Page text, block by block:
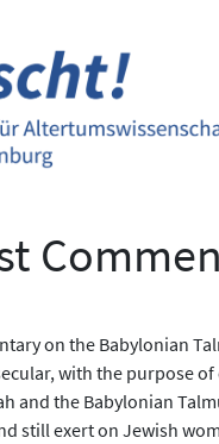
on the Babylonian
with the purpose
and the Babylonian
still exert on Jewish